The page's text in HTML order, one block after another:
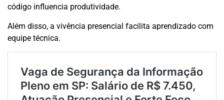
código influencia produtividade.
Além disso, a vivência presencial facilita aprendizado com
equipe técnica.